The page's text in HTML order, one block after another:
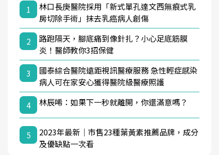
1
林口長庚醫院採用「新式單孔達文西無痕式乳
房切除手術」抹去乳癌病人創傷
2
路跑隔天，腳底痛到像針扎？小心足底筋膜
炎！醫師教你3招保健
3
國泰綜合醫院遠距視訊醫療服務 急性輕症感染
病人可在家安心獲得醫院級醫療照護
4
林辰唏：如果下一秒就離開，你還滿意嗎？
5
2023年最新｜市售23種葉黃素推薦品牌，成分
及優缺點一次看